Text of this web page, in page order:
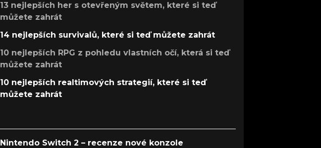
13 nejlepších her s otevřeným světem, které si teď
můžete zahrát
14 nejlepších survivalů, které si teď můžete zahrát
10 nejlepších RPG z pohledu vlastních očí, která si teď
můžete zahrát
10 nejlepších realtimových strategií, které si teď
můžete zahrát
Nintendo Switch 2 – recenze nové konzole